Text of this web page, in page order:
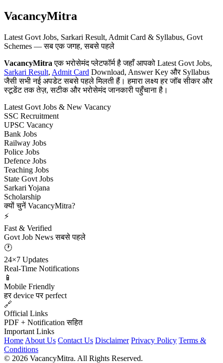
VacancyMitra
Latest Govt Jobs, Sarkari Result, Admit Card & Syllabus, Govt
Schemes — सब एक जगह, सबसे पहले
VacancyMitra एक भरोसेमंद प्लेटफॉर्म है जहाँ आपको Latest Govt Jobs,
Sarkari Result, Admit Card Download, Answer Key और Syllabus
जैसी सभी नई अपडेट सबसे पहले मिलती हैं। हमारा लक्ष्य हर जॉब सीकर और
स्टूडेंट तक तेज़, सटीक और भरोसेमंद जानकारी पहुँचाना है।
Latest Govt Jobs & New Vacancy
SSC Recruitment
UPSC Vacancy
Bank Jobs
Railway Jobs
Police Jobs
Defence Jobs
Teaching Jobs
State Govt Jobs
Sarkari Yojana
Scholarship
क्यों चुनें VacancyMitra?
⚡
Fast & Verified
Govt Job News सबसे पहले
🕐
24×7 Updates
Real-Time Notifications
📱
Mobile Friendly
हर device पर perfect
🔗
Official Links
PDF + Notification सहित
Important Links
Home About Us Contact Us Disclaimer Privacy Policy Terms &
Conditions
© 2026 VacancyMitra. All Rights Reserved.